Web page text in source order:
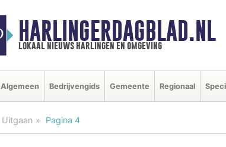
HARLINGERDAGBLAD.NL
lokaal nieuws harlingen en omgeving
Algemeen Bedrijvengids Gemeente Regionaal
Uitgaan Pagina 4